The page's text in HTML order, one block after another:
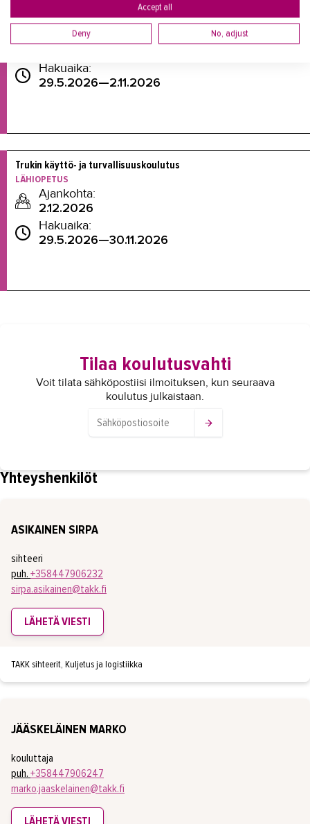
Trukin käyttö- ja turvallisuuskoulutus
LÄHIOPETUS
Ajankohta:
Hakuaika:
29.5.2026—2.11.2026
Trukin käyttö- ja turvallisuuskoulutus
LÄHIOPETUS
Ajankohta:
2.12.2026
Hakuaika:
29.5.2026—30.11.2026
Tilaa koulutusvahti
Voit tilata sähköpostiisi ilmoituksen, kun seuraava
koulutus julkaistaan.
Yhteyshenkilöt
ASIKAINEN SIRPA
sihteeri
puh. +358447906232
sirpa.asikainen@takk.fi
LÄHETÄ VIESTI
TAKK sihteerit, Kuljetus ja logistiikka
JÄÄSKELÄINEN MARKO
kouluttaja
puh. +358447906247
marko.jaaskelainen@takk.fi
LÄHETÄ VIESTI
Accept all
Deny No, adjust